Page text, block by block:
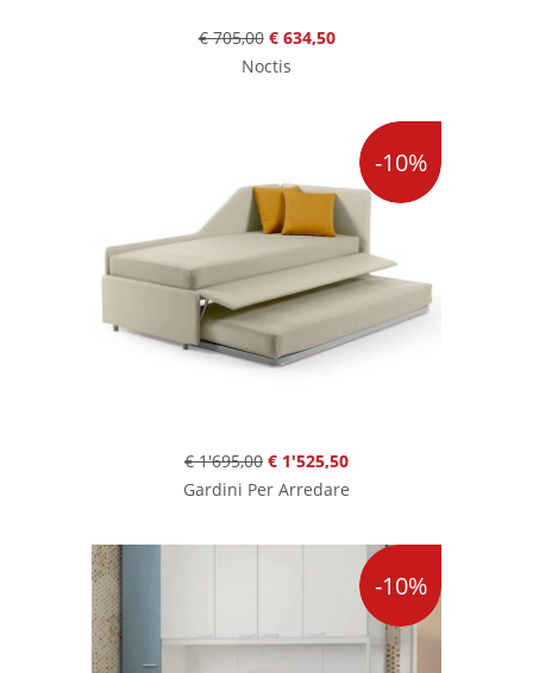
€ 705,00 € 634,50
Noctis
-10%
€ 1'695,00 € 1'525,50
Gardini Per Arredare
-10%